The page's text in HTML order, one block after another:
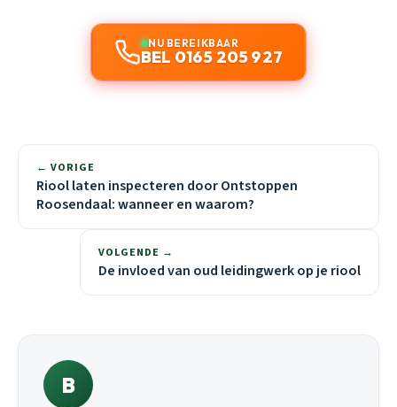
NU BEREIKBAAR
BEL 0165 205 927
← VORIGE
Riool laten inspecteren door Ontstoppen
Roosendaal: wanneer en waarom?
VOLGENDE →
De invloed van oud leidingwerk op je riool
B